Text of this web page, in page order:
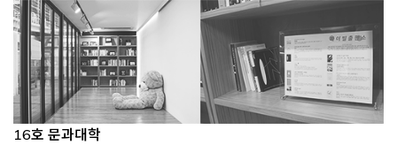
16호 문과대학